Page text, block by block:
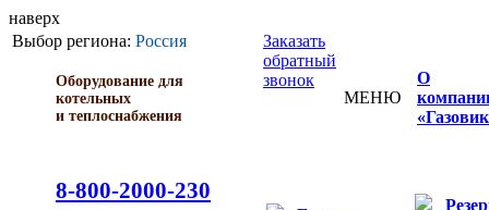
наверх
Выбор региона: Россия
Оборудование для
котельных
и теплоснабжения
8-800-2000-230
Заказать
обратный
звонок
МЕНЮ
О